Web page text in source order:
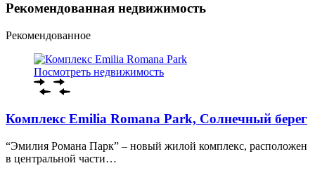
Рекомендованная недвижимость
Рекомендованное
Посмотреть недвижимость
Комплекс Emilia Romana Park, Солнечный берег
“Эмилия Романа Парк” – новый жилой комплекс, расположен
в центральной части…